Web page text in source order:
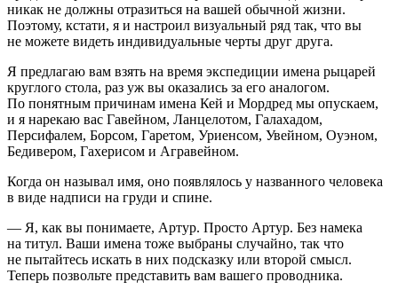
никак не должны отразиться на вашей обычной жизни.
Поэтому, кстати, я и настроил визуальный ряд так, что вы
не можете видеть индивидуальные черты друг друга.
Я предлагаю вам взять на время экспедиции имена рыцарей
круглого стола, раз уж вы оказались за его аналогом.
По понятным причинам имена Кей и Мордред мы опускаем,
и я нарекаю вас Гавейном, Ланцелотом, Галахадом,
Персифалем, Борсом, Гаретом, Уриенсом, Увейном, Оуэном,
Бедивером, Гахерисом и Агравейном.
Когда он называл имя, оно появлялось у названного человека
в виде надписи на груди и спине.
— Я, как вы понимаете, Артур. Просто Артур. Без намека
на титул. Ваши имена тоже выбраны случайно, так что
не пытайтесь искать в них подсказку или второй смысл.
Теперь позвольте представить вам вашего проводника.